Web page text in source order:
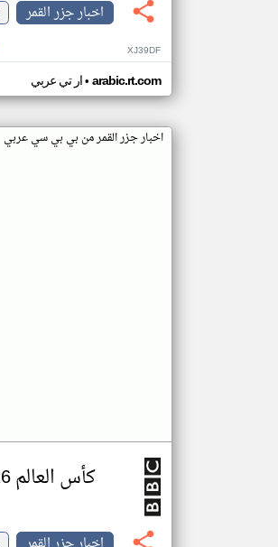
اخبار جزر القمر
XJ39DF
ار تي عربي• arabic.rt.com
اخبار جزر القمر من بي بي سي عربي
كأس العالم 2026